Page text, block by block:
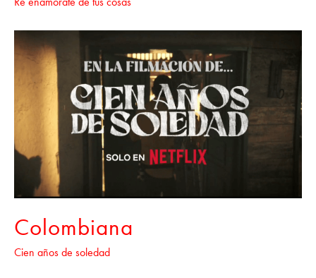
Colombiana
Cien años de soledad